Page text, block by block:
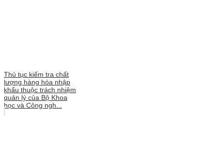
Thủ tục kiểm tra chất
lượng hàng hóa nhập
khẩu thuộc trách nhiệm
quản lý của Bộ Khoa
học và Công ngh...